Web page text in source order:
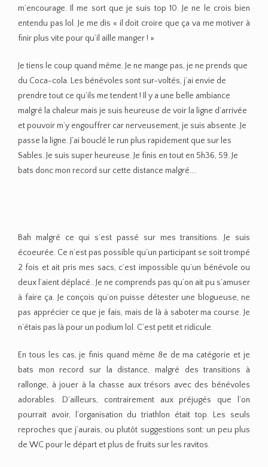
m’encourage. Il me sort que je suis top 10. Je ne le crois bien
entendu pas lol. Je me dis « il doit croire que ça va me motiver à
finir plus vite pour qu’il aille manger ! »
Je tiens le coup quand même. Je ne mange pas, je ne prends que
du Coca-cola. Les bénévoles sont sur-voltés, j’ai envie de
prendre tout ce qu’ils me tendent ! Il y a une belle ambiance
malgré la chaleur mais je suis heureuse de voir la ligne d’arrivée
et pouvoir m’y engouffrer car nerveusement, je suis absente. Je
passe la ligne. J’ai bouclé le run plus rapidement que sur les
Sables. Je suis super heureuse. Je finis en tout en 5h36, 59. Je
bats donc mon record sur cette distance malgré….
Bah malgré ce qui s’est passé sur mes transitions. Je suis
écoeurée. Ce n’est pas possible qu’un participant se soit trompé
2 fois et ait pris mes sacs, c’est impossible qu’un bénévole ou
deux l’aient déplacé.. Je ne comprends pas qu’on ait pu s’amuser
à faire ça. Je conçois qu’on puisse détester une blogueuse, ne
pas apprécier ce que je fais, mais de là à saboter ma course. Je
n’étais pas là pour un podium lol. C’est petit et ridicule.
En tous les cas, je finis quand même 8e de ma catégorie et je
bats mon record sur la distance, malgré des transitions à
rallonge, à jouer à la chasse aux trésors avec des bénévoles
adorables. D’ailleurs, contrairement aux préjugés que l’on
pourrait avoir, l’organisation du triathlon était top. Les seuls
reproches que j’aurais, ou plutôt suggestions sont: un peu plus
de WC pour le départ et plus de fruits sur les ravitos.